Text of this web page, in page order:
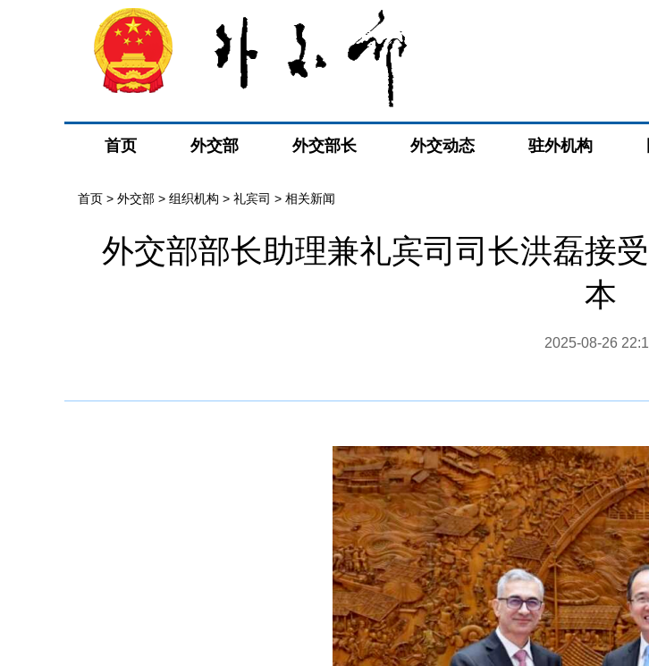
首页 外交部 外交部长 外交动态 驻外机构
首页 > 外交部 > 组织机构 > 礼宾司 > 相关新闻
外交部部长助理兼礼宾司司长洪磊接
本
2025-08-26